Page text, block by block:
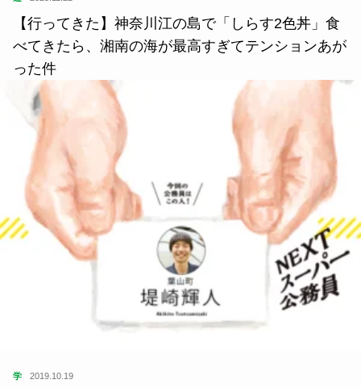
【行ってきた】神奈川江の島で「しらす2色丼」食
べてきたら、湘南の海が最高すぎてテンションあが
った件
学 2019.10.19